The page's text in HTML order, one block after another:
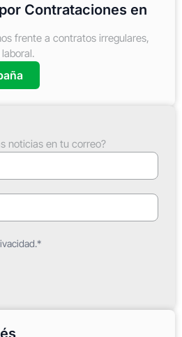
Contrataciones en
frente a contratos irregulares,
noticias en tu correo?